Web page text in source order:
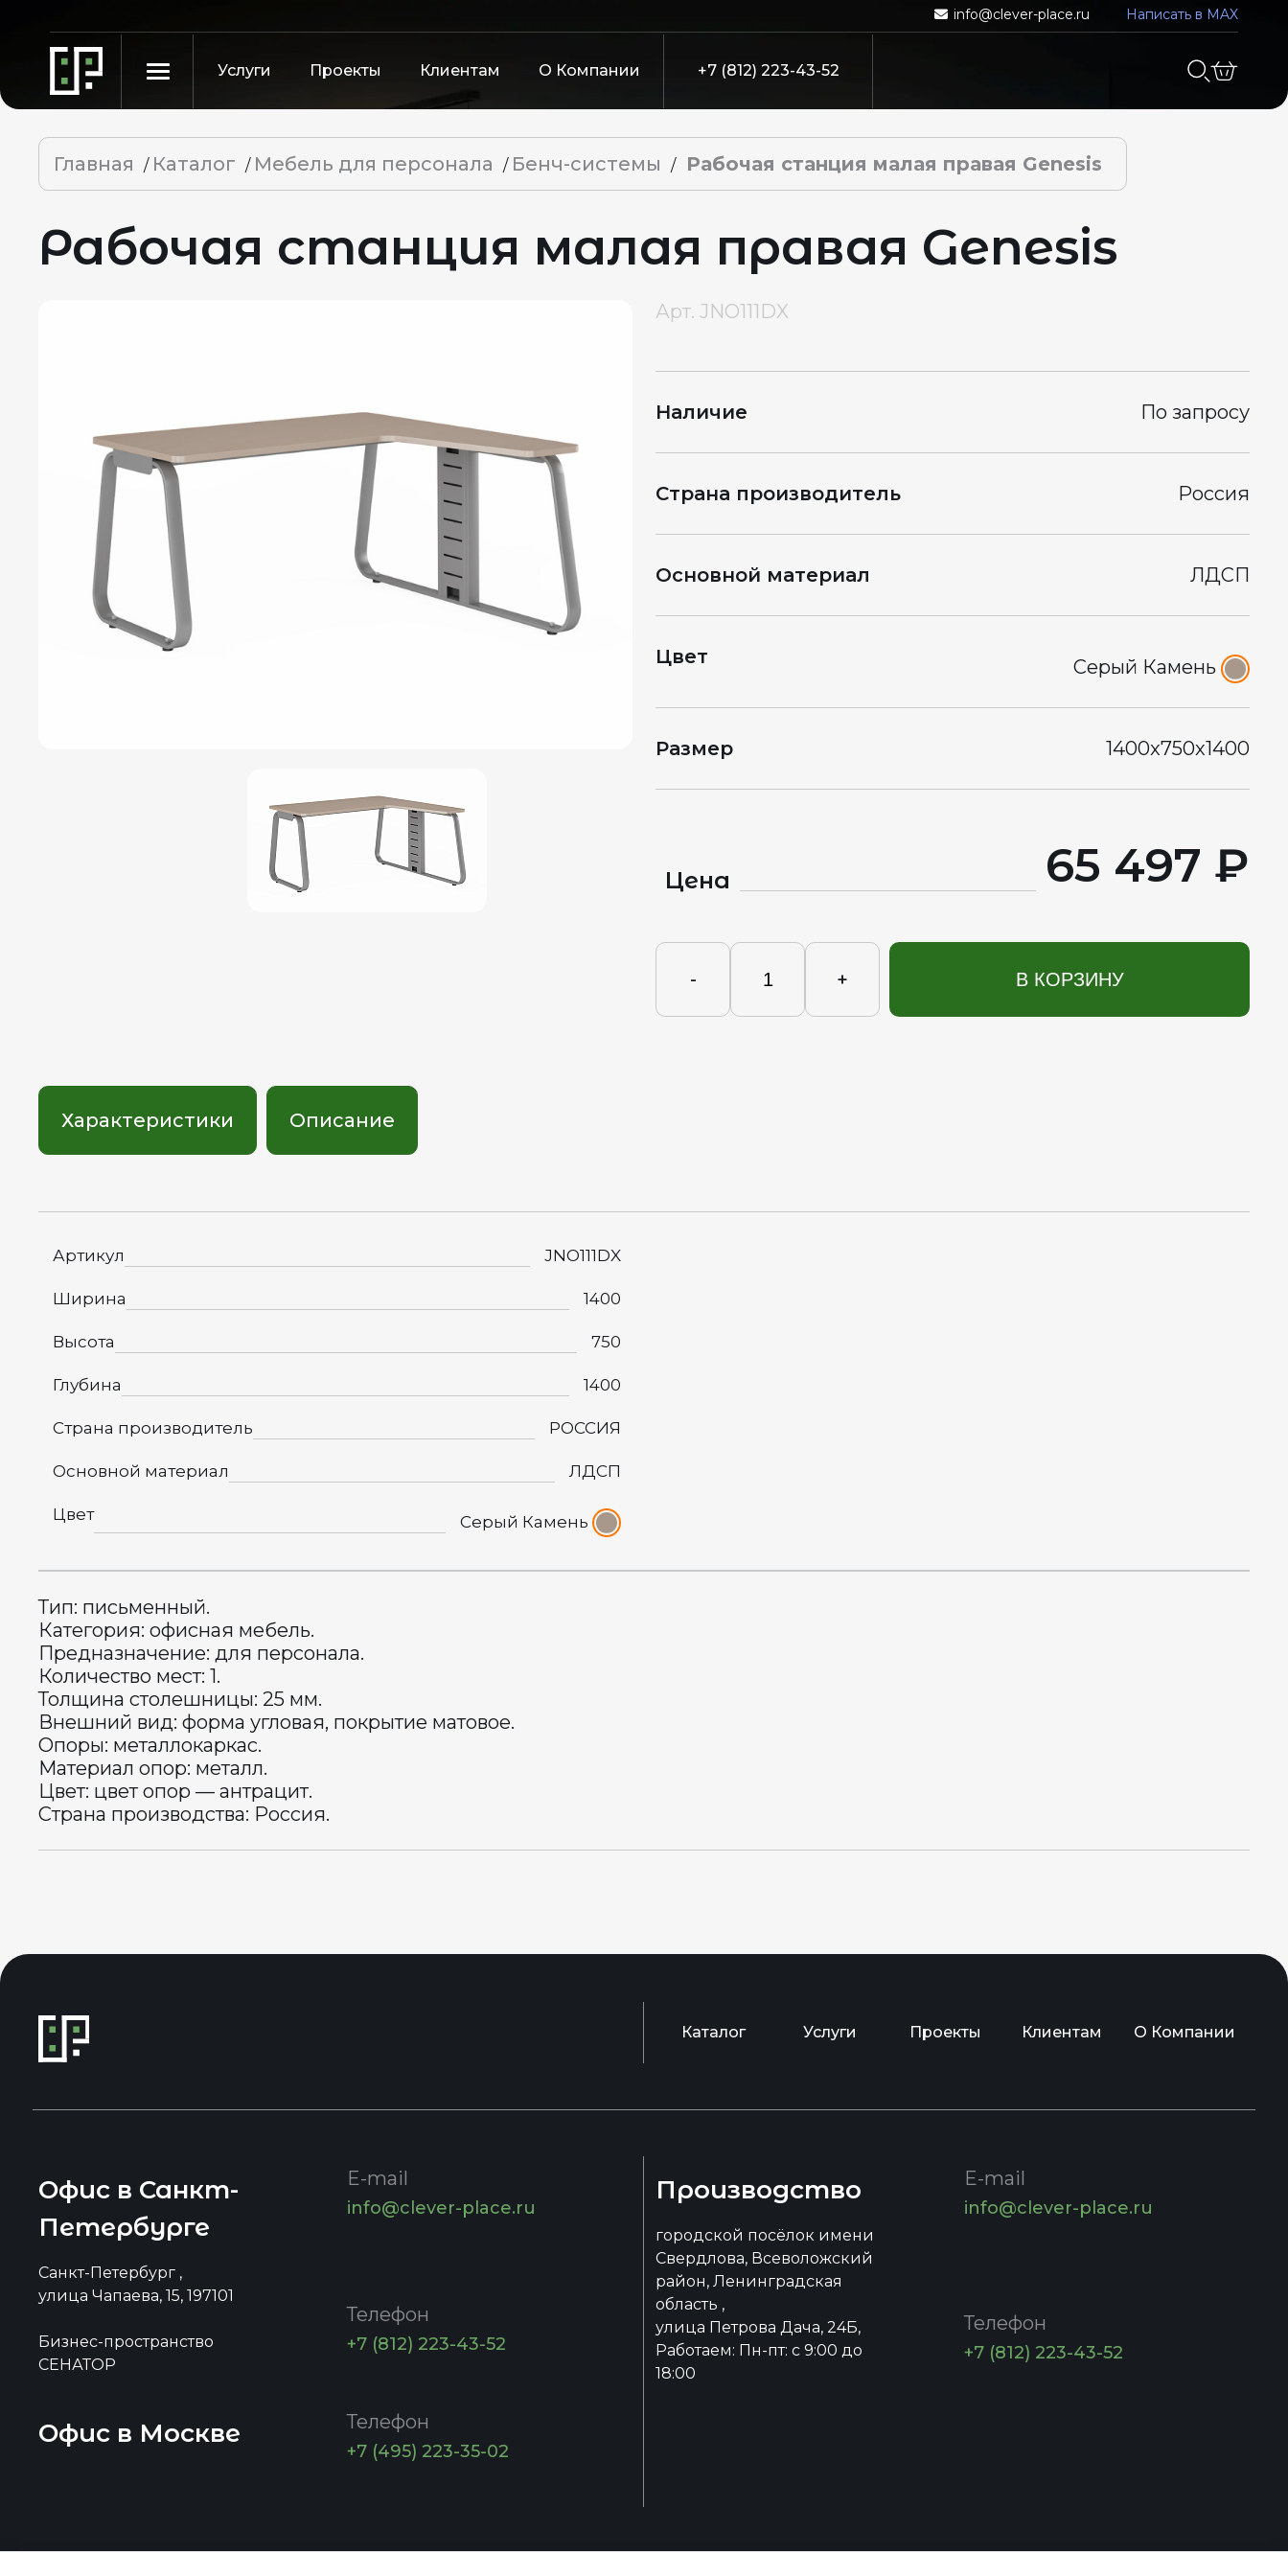
info@clever-place.ru Написать в MAX
Услуги Проекты Клиентам О Компании +7 (812) 223-43-52
Главная / Каталог / Мебель для персонала / Бенч-системы / Рабочая станция малая правая Genesis
Рабочая станция малая правая Genesis
Арт. JNO111DX
Наличие По запросу
Страна производитель Россия
Основной материал ЛДСП
Цвет Серый Камень
Размер 1400x750x1400
Цена 65 497 ₽
- + В КОРЗИНУ
Характеристики Описание
Артикул JNO111DX
Ширина 1400
Высота 750
Глубина 1400
Страна производитель РОССИЯ
Основной материал ЛДСП
Цвет Серый Камень
Тип: письменный.
Категория: офисная мебель.
Предназначение: для персонала.
Количество мест: 1.
Толщина столешницы: 25 мм.
Внешний вид: форма угловая, покрытие матовое.
Опоры: металлокаркас.
Материал опор: металл.
Цвет: цвет опор — антрацит.
Страна производства: Россия.
Каталог Услуги Проекты Клиентам О Компании
Офис в Санкт-
Петербурге
Санкт-Петербург ,
улица Чапаева, 15, 197101
Бизнес-пространство
СЕНАТОР
E-mail
info@clever-place.ru
Телефон
+7 (812) 223-43-52
Офис в Москве Телефон
+7 (495) 223-35-02
Производство
городской посёлок имени
Свердлова, Всеволожский
район, Ленинградская
область ,
улица Петрова Дача, 24Б,
Работаем: Пн-пт: с 9:00 до
18:00
E-mail
info@clever-place.ru
Телефон
+7 (812) 223-43-52